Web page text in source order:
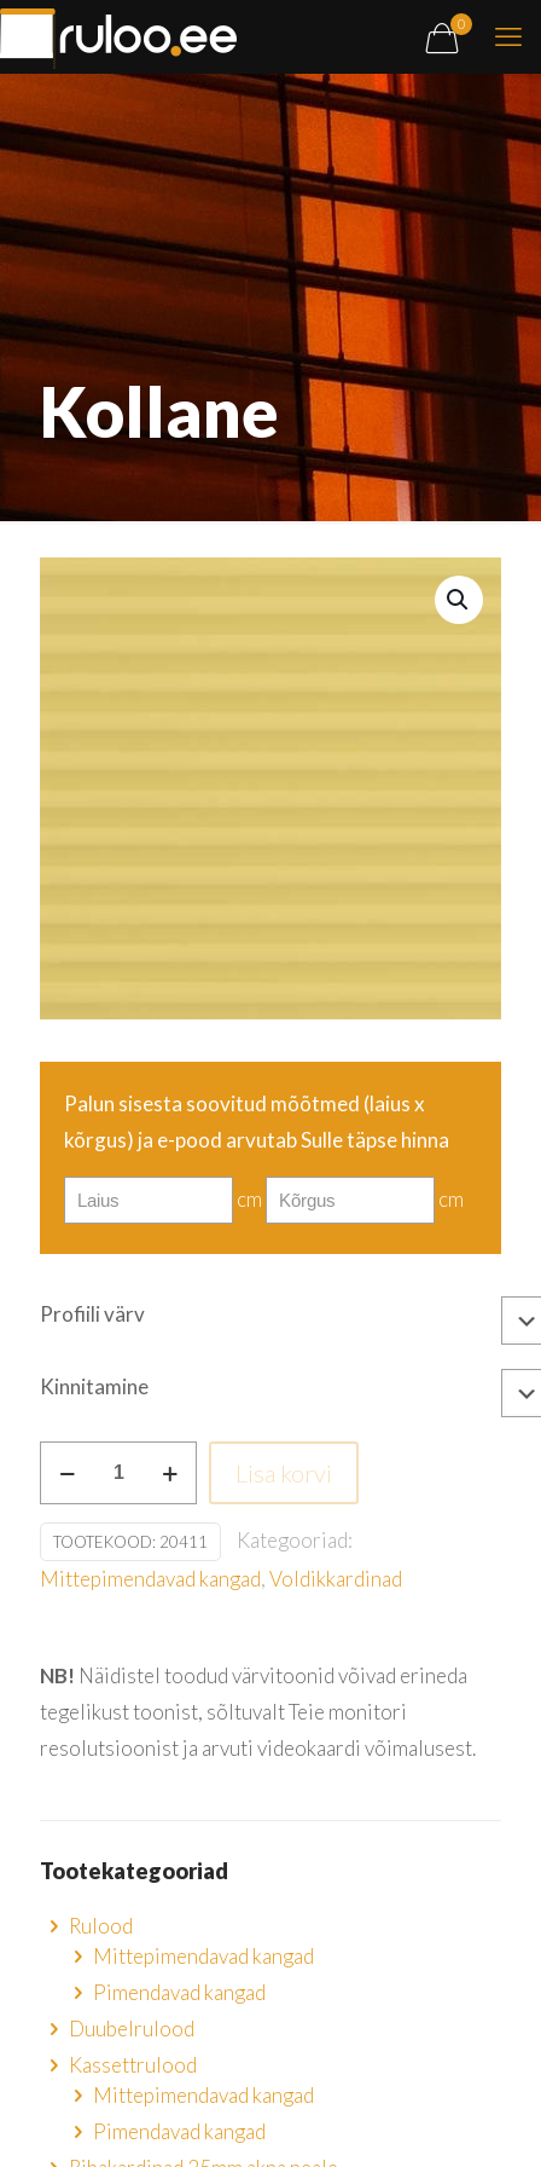
0
Kollane
Palun sisesta soovitud mõõtmed (laiusx
kõrgus) ja e-pood arvutab Sulle täpse hinna
cm cm
Profiili värv
Kinnitamine
Lisa korvi
TOOTEKOOD: 20411
Kategooriad:
Mittepimendavad kangad,Voldikkardinad
NB! Näidistel toodud värvitoonid võivad erineda
tegelikust toonist, sõltuvalt Teie monitori
resolutsioonist ja arvuti videokaardi võimalusest.
Tootekategooriad
Rulood
Mittepimendavad kangad
Pimendavad kangad
Duubelrulood
Kassettrulood
Mittepimendavad kangad
Pimendavad kangad